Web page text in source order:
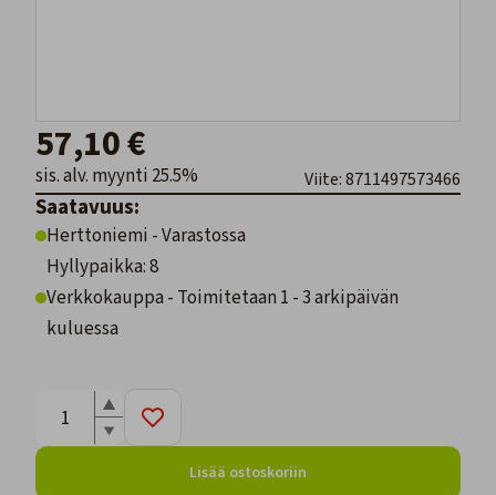
57,10 €
sis. alv. myynti 25.5% Viite: 8711497573466
Saatavuus:
Herttoniemi - Varastossa
Hyllypaikka: 8
Verkkokauppa - Toimitetaan 1 - 3 arkipäivän
kuluessa
Lisää ostoskoriin